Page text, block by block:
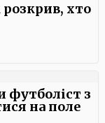
розкрив, хто
футболіст з
на поле